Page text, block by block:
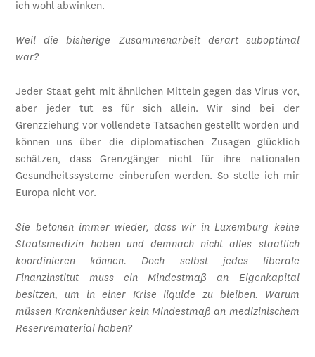
ich wohl abwinken.
Weil die bisherige Zusammenarbeit derart suboptimal
war?
Jeder Staat geht mit ähnlichen Mitteln gegen das Virus vor,
aber jeder tut es für sich allein. Wir sind bei der
Grenzziehung vor vollendete Tatsachen gestellt worden und
können uns über die diplomatischen Zusagen glücklich
schätzen, dass Grenzgänger nicht für ihre nationalen
Gesundheitssysteme einberufen werden. So stelle ich mir
Europa nicht vor.
Sie betonen immer wieder, dass wir in Luxemburg keine
Staatsmedizin haben und demnach nicht alles staatlich
koordinieren können. Doch selbst jedes liberale
Finanzinstitut muss ein Mindestmaß an Eigenkapital
besitzen, um in einer Krise liquide zu bleiben. Warum
müssen Krankenhäuser kein Mindestmaß an medizinischem
Reservematerial haben?